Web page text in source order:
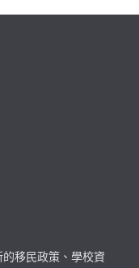
移民政策、學校資